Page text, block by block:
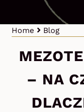
Home Blog
– NA